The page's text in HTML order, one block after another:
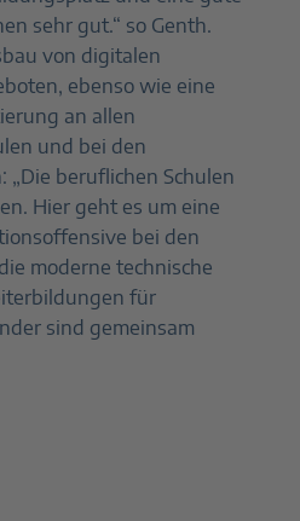
sehr gut.“ so Genth.
von digitalen
ebenso wie eine
an allen
und bei den
beruflichen Schulen
Hier geht es um eine
bei den
moderne technische
für
sind gemeinsam